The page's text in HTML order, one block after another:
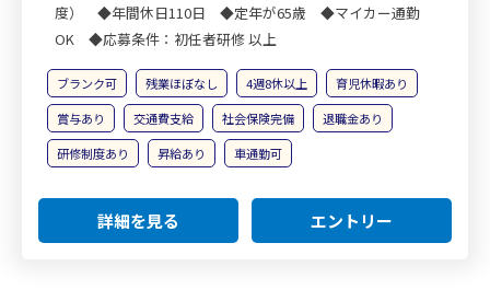
度） ◆年間休日110日 ◆定年が65歳 ◆マイカー通勤
OK ◆応募条件：初任者研修 以上
ブランク可 残業ほぼなし 4週8休以上
育児休暇あり
賞与あり
交通費支給 社会保険完備
退職金あり
研修制度あり
昇給あり 車通勤可
詳細を見る エントリー